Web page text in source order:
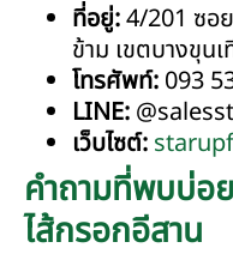
ที่อยู่:4/201 ซอ
ข้าม เขตบางขุน
โทรศัพท์: 093
LINE:
เว็บไซต์:
คำถามที่พบบ่อ
ไส้กรอกอีสาน